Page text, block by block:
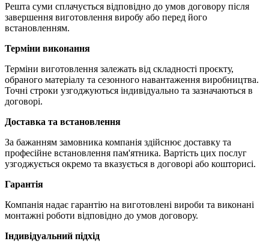
Решта суми сплачується відповідно до умов договору після
завершення виготовлення виробу або перед його
встановленням.
Терміни виконання
Терміни виготовлення залежать від складності проєкту,
обраного матеріалу та сезонного навантаження виробництва.
Точні строки узгоджуються індивідуально та зазначаються в
договорі.
Доставка та встановлення
За бажанням замовника компанія здійснює доставку та
професійне встановлення пам'ятника. Вартість цих послуг
узгоджується окремо та вказується в договорі або кошторисі.
Гарантія
Компанія надає гарантію на виготовлені вироби та виконані
монтажні роботи відповідно до умов договору.
Індивідуальний підхід